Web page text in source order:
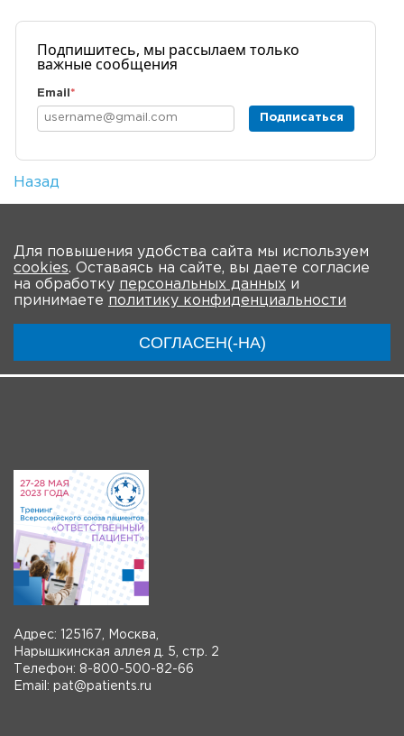
Подпишитесь, мы рассылаем только
важные сообщения
Email *
Подписаться
Назад
Для повышения удобства сайта мы используем
cookies. Оставаясь на сайте, вы даете согласие
на обработку персональных данных и
принимаете политику конфиденциальности
СОГЛАСЕН(-НА)
О мероприятии Новости Общая информация
Система регистрации Видео-анонсы
Адрес: 125167, Москва,
Нарышкинская аллея д. 5, стр. 2
Телефон: 8-800-500-82-66
Email: pat@patients.ru